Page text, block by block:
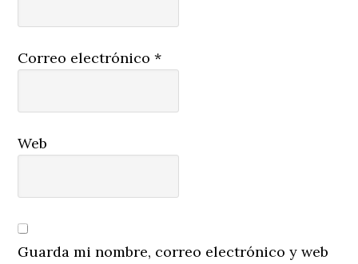
Correo electrónico*
Web
Guarda mi nombre, correo electrónico y web